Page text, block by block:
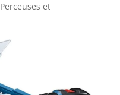
Perceuses et